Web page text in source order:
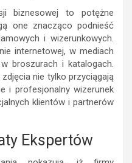
biznesowej to potężne
one znacząco podnieść
i wizerunkowych.
internetowej, w mediach
broszurach i katalogach.
nie tylko przyciągają
i profesjonalny wizerunek
klientów i partnerów
Ekspertów